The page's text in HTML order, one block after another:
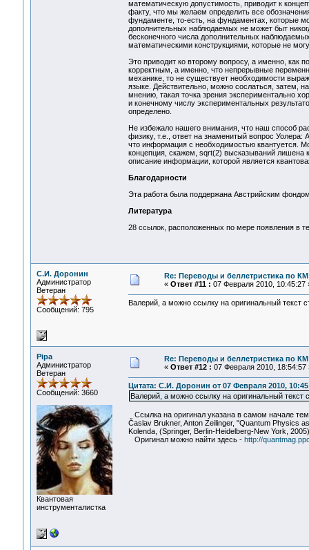
математическую допустимость, приводит к
факту, что мы желаем определить все
фундаменте, то-есть, на фундаментах, которые
дополнительных наблюдаемых не может быт
бесконечного числа дополнительных
математическими конструкциями, которые не
Это приводит ко второму вопросу, а именно, как
корректным, а именно, что непрерывные
механике, то не существует необходимости
языке. Действительно, можно сослаться, затем,
мнению, такая точка зрения экспериментально
и конечному числу экспериментальных
определено.
Не избежало нашего внимания, что наш способ
физику, т.е., ответ на знаменитый вопрос
что информация с необходимостью квантуется.
концепция, скажем, sqrt(2) высказываний лишена
описание информации, которой является
Благодарности
Эта работа была поддержана Австрийским
Литература
28 ссылок, расположенных по мере появления в
С.И. Доронин
Администратор
Ветеран
Сообщений: 795
Re: Переводы и беллетристика по КМ
« Ответ #11 : 07 Февраля 2010, 10:45:27
Валерий, а можно ссылку на оригинальный текст
Pipa
Администратор
Ветеран
Сообщений: 3660
Квантовая
инструменталистка
Re: Переводы и беллетристика по КМ
« Ответ #12 : 07 Февраля 2010, 18:54:57
Цитата: С.И. Доронин от 07 Февраля 2010,
Валерий, а можно ссылку на оригинальный текст
Ссылка на оригинал указана в самом начале
Časlav Brukner, Anton Zeilinger, "Quantum Physics
Kolenda, (Springer, Berlin-Heidelberg-New York,
Оригинал можно найти здесь - http://